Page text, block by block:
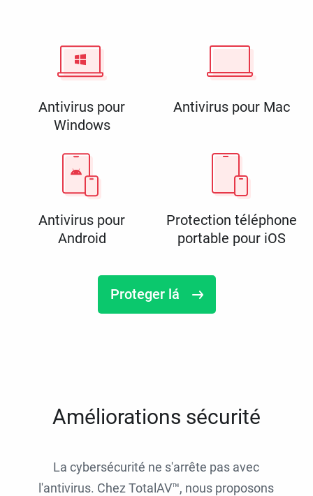
Antivirus pour
Windows
Antivirus pour Mac
Antivirus pour
Android
Protection téléphone
portable pour iOS
Proteger lá
Améliorations sécurité
La cybersécurité ne s'arrête pas avec
l'antivirus. Chez TotalAV™, nous proposons